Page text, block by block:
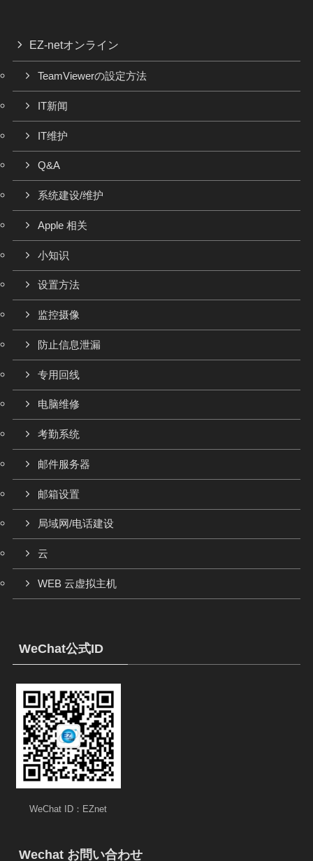
EZ-netオンライン
TeamViewerの設定方法
IT新闻
IT维护
Q&A
系统建设/维护
Apple 相关
小知识
设置方法
监控摄像
防止信息泄漏
专用回线
电脑维修
考勤系统
邮件服务器
邮箱设置
局域网/电话建设
云
WEB 云虚拟主机
WeChat公式ID
WeChat ID：EZnet
Wechat お問い合わせ